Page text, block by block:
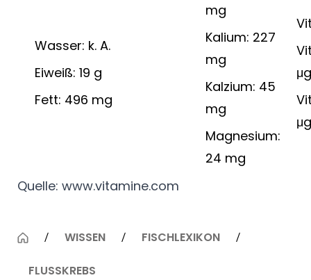
Wasser: k. A.
Eiweiß: 19 g
Fett: 496 mg
mg
Kalium: 227
mg
Kalzium: 45
mg
Magnesium:
24 mg
Quelle: www.vitamine.com
WISSEN FISCHLEXIKON
FLUSSKREBS